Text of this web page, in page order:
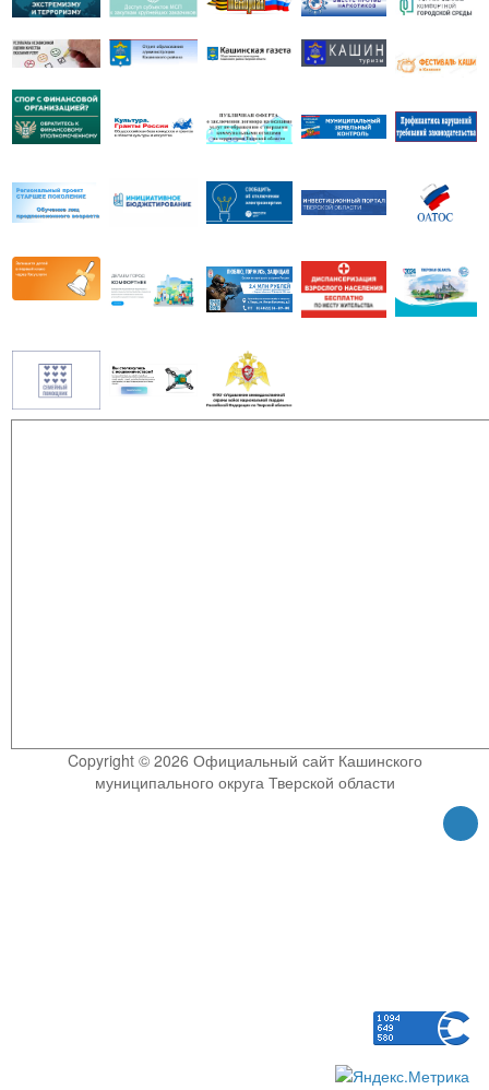
Copyright © 2026 Официальный сайт Кашинского
муниципального округа Тверской области